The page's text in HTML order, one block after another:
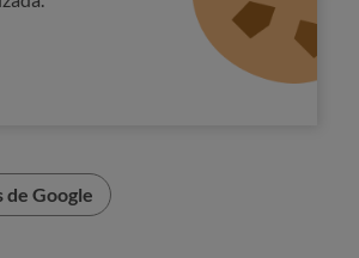
se ajuste a tus gustos,
Google